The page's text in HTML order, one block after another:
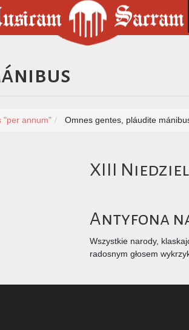
"per annum" Omnes gentes, pláudite
XIII
Antyfona
Wszystkie narody,
radosnym głosem